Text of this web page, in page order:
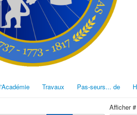
Travaux Pas-seurs... de
Afficher #